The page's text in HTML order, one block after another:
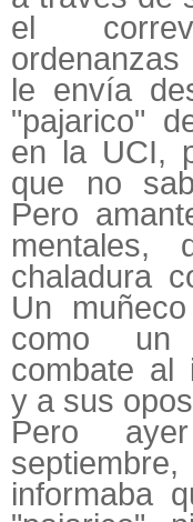
el
le envía
"pajarico"
en la UCI,
que no
Pero
mentales,
chaladura
Un
como un
combate al
y a sus
Pero
informaba